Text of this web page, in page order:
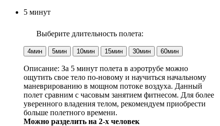
5 минут
Выберите длительность полета:
4мин 5мин 10мин 15мин 30мин 60мин
Описание: За 5 минут полета в аэротрубе можно
ощутить свое тело по-новому и научиться начальному
маневрированию в мощном потоке воздуха. Данный
полет сравним с часовым занятием фитнесом. Для более
уверенного владения телом, рекомендуем приобрести
больше полетного времени.
Можно разделить на 2-х человек